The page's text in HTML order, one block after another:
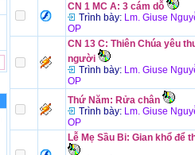
CN 1 MC A: 3 cám dỗ
Trình bày: Lm. Giuse
OP
CN 13 C: Thiên Chúa yêu
người
Trình bày: Lm. Giuse
OP
Thứ Năm: Rửa chân
Trình bày: Lm. Giuse
OP
Lễ Mẹ Sầu Bi: Gian khổ để